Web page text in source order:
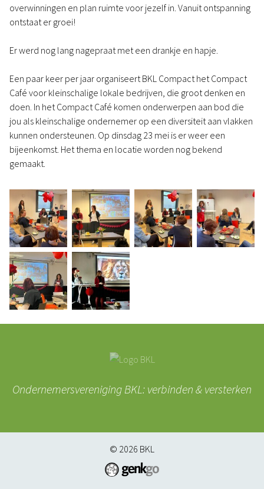
overwinningen en plan ruimte voor jezelf in. Vanuit ontspanning
ontstaat er groei!
Er werd nog lang nagepraat met een drankje en hapje.
Een paar keer per jaar organiseert BKL Compact het Compact
Café voor kleinschalige lokale bedrijven, die groot denken en
doen. In het Compact Café komen onderwerpen aan bod die
jou als kleinschalige ondernemer op een diversiteit aan vlakken
kunnen ondersteunen. Op dinsdag 23 mei is er weer een
bijeenkomst. Het thema en locatie worden nog bekend
gemaakt.
Ondernemersvereniging BKL: verbinden & versterken
© 2026 BKL